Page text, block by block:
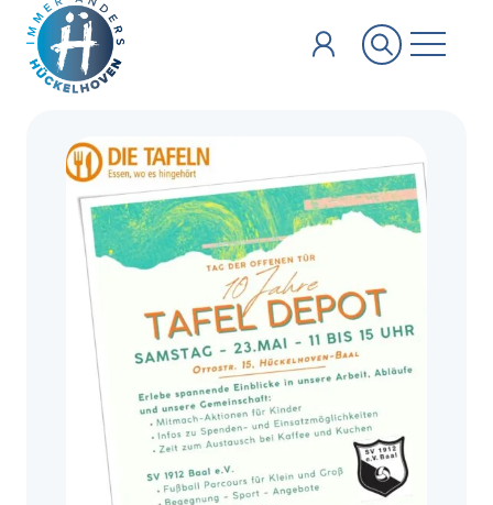
Zum Hauptinhalt springen